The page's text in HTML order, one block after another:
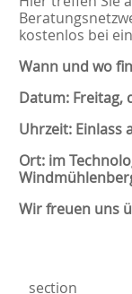
kostenlos bei
Wann und wo
Datum: Freitag,
Uhrzeit: Einlass
Ort: im
Wir freuen uns
section